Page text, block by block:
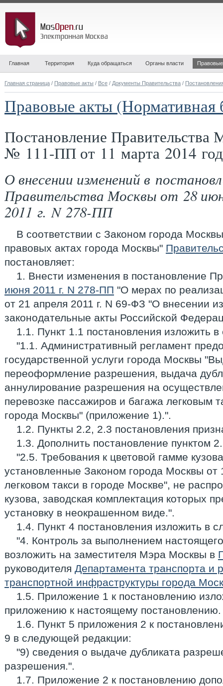
Главная Территория Куда обращаться Органы власти
Главная страница / Правовые акты / Все / Документы Правительства /
Правовые акты (Нормативная
Постановление Правительства
№ 111-ПП от 11 марта 2014
О внесении изменений в
Правительства Москвы от 28
2011 г. N 278-ПП
В соответствии с Законом города
правовых актах города Москвы"
постановляет:
1. Внести изменения в постановление
июня 2011 г. N 278-ПП "О мерах по
от 21 апреля 2011 г. N 69-ФЗ "О внесении
законодательные акты Российской
1.1. Пункт 1.1 постановления изложить
"1.1. Административный регламент
государственной услуги города Москвы
переоформление разрешения, выдача
аннулирование разрешения на
перевозке пассажиров и багажа легковым
города Москвы" (приложение 1).".
1.2. Пункты 2.2, 2.3 постановления
1.3. Дополнить постановление пунктом
"2.5. Требования к цветовой гамме
установленные Законом города Москвы от
легковом такси в городе Москве", не
кузова, заводская комплектация которых
установку в неокрашенном виде.".
1.4. Пункт 4 постановления изложить в
"4. Контроль за выполнением
возложить на заместителя Мэра Москвы в
руководителя Департамента транспорта и
транспортной инфраструктуры города
1.5. Приложение 1 к постановлению
приложению к настоящему постановлению.
1.6. Пункт 5 приложения 2 к
9 в следующей редакции:
"9) сведения о выдаче дубликата
разрешения.".
1.7. Приложение 2 к постановлению